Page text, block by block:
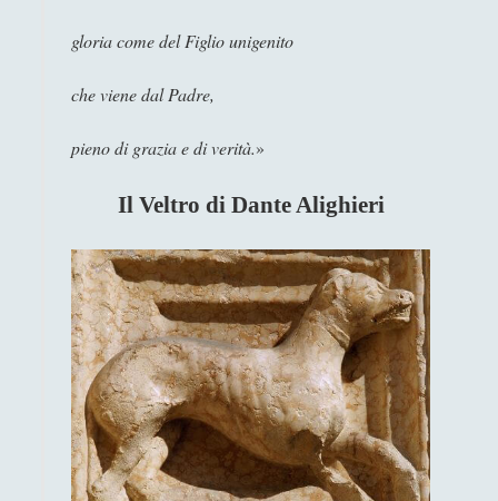
Random
Ironia(7)
Un Po’ Di Narrativa(7)
Cinema e Serie (15)
Collana di Scuola Filosofica (13)
Didattica(7)
Economia(9)
Filologia(4)
Geopolitica(11)
gloria come del Figlio unigenito
che viene dal Padre,
pieno di grazia e di verità.»
Il Veltro di Dante Alighieri